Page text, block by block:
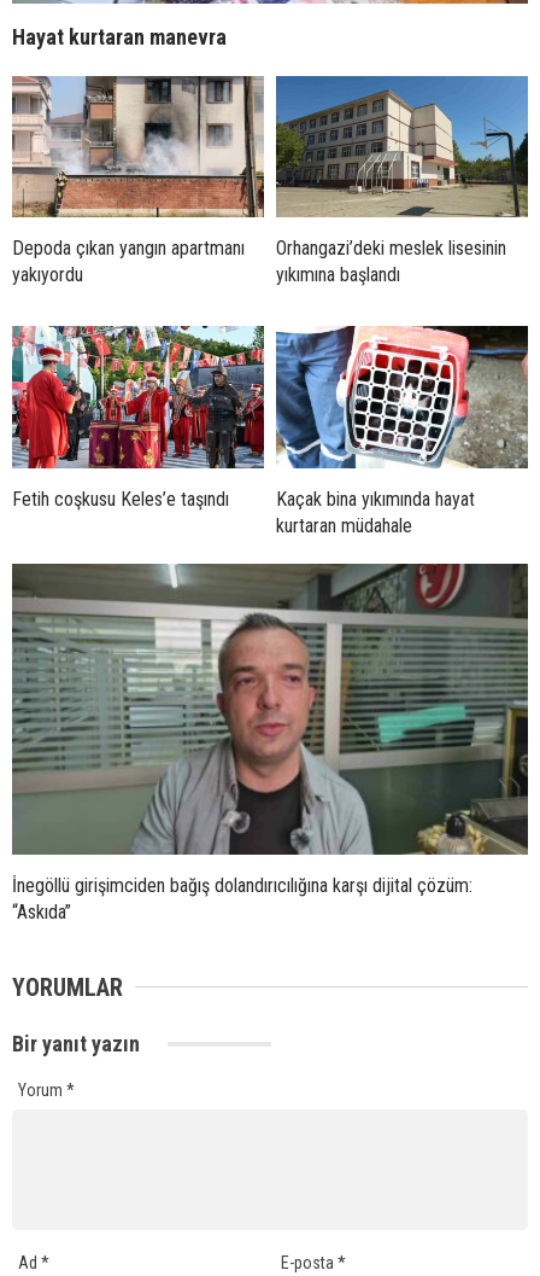
Hayat kurtaran manevra
Depoda çıkan yangın apartmanı
yakıyordu
Orhangazi’deki meslek lisesinin
yıkımına başlandı
Fetih coşkusu Keles’e taşındı
Kaçak bina yıkımında hayat
kurtaran müdahale
İnegöllü girişimciden bağış dolandırıcılığına karşı dijital çözüm:
“Askıda”
YORUMLAR
Bir yanıt yazın
Yorum *
Ad * E-posta*